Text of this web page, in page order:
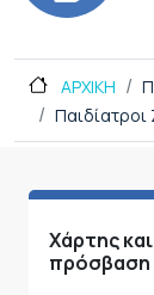
ΑΡΧΙΚΗ
Χάρτης και
πρόσβαση